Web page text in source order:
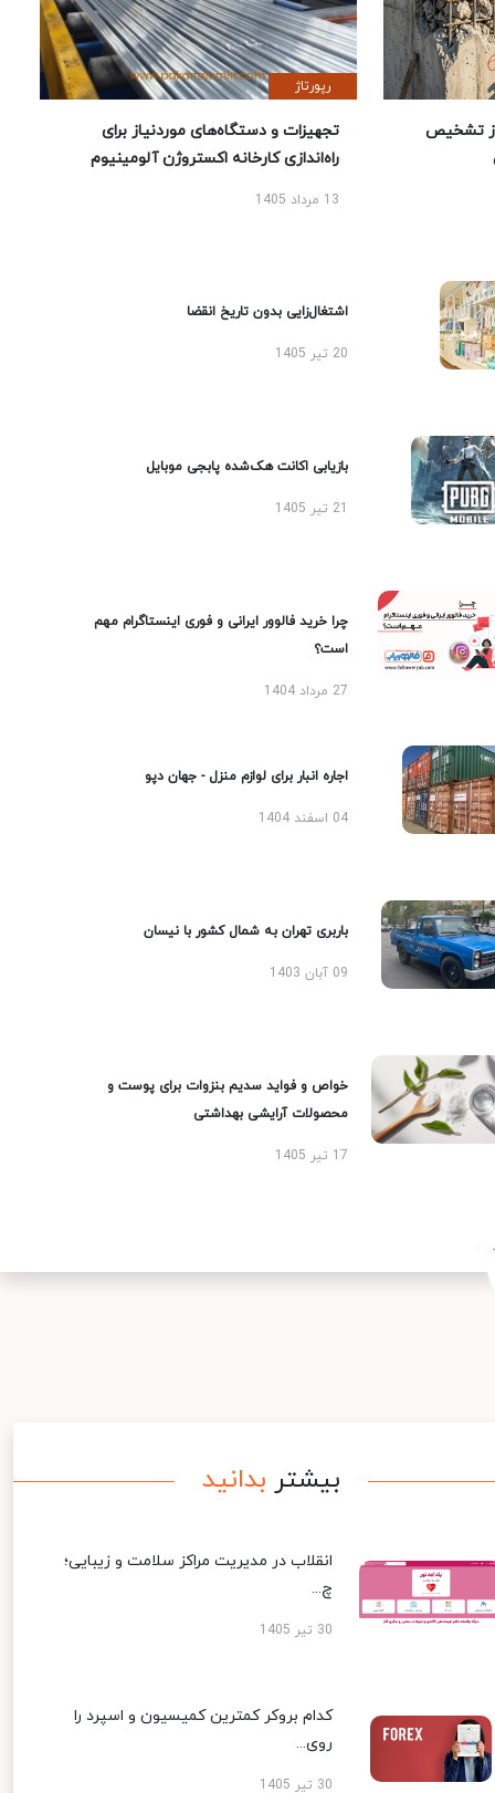
تشخیص
رپورتاژ
تجهیزات و دستگاه‌های موردنیاز برای
راه‌اندازی کارخانه اکستروژن آلومینیوم
13 مرداد 1405
اشتغال‌زایی بدون تاریخ انقضا
20 تیر 1405
بازیابی اکانت هک‌شده پابجی موبایل
چرا خرید فالوور ایرانی و فوری اینستاگرام مهم
است؟
27 مرداد 1404
اجاره انبار برای لوازم منزل - جهان دپو
04 اسفند 1404
باربری تهران به شمال کشور با نیسان
09 آبان 1403
خواص و فواید سدیم بنزوات برای پوست و
محصولات آرایشی بهداشتی
17 تیر 1405
بیشتر بدانید
انقلاب در مدیریت مراکز سلامت و زیبایی؛
چ...
30 تیر 1405
کدام بروکر کمترین کمیسیون و اسپرد را
روی...
30 تیر 1405